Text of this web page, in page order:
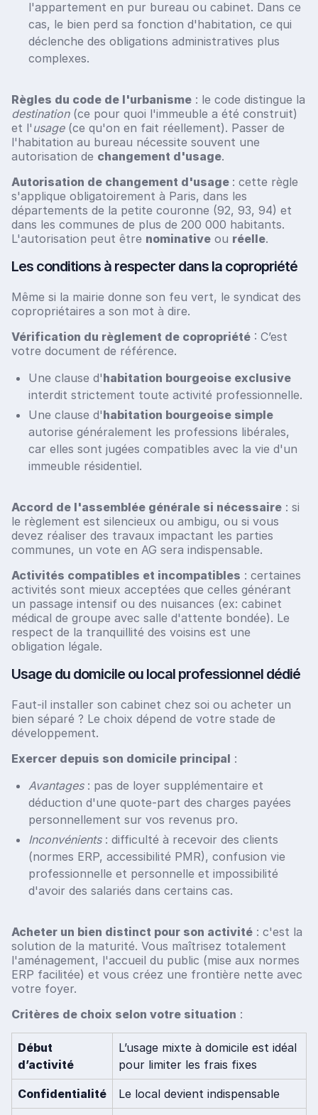
l'appartement en pur bureau ou cabinet. Dans ce
cas, le bien perd sa fonction d'habitation, ce qui
déclenche des obligations administratives plus
complexes.
Règles du code de l'urbanisme : le code distingue la
destination(ce pour quoi l'immeuble a été construit)
et l' usage(ce qu'on en fait réellement). Passer de
l'habitation au bureau nécessite souvent une
autorisation de changement d'usage.
Autorisation de changement d'usage : cette règle
s'applique obligatoirement à Paris, dans les
départements de la petite couronne (92, 93, 94) et
dans les communes de plus de 200 000 habitants.
L'autorisation peut être nominative ou réelle.
Les conditions à respecter dans la copropriété
Même si la mairie donne son feu vert, le syndicat des
copropriétaires a son mot à dire.
Vérification du règlement de copropriété : C’est
votre document de référence.
Une clause d'habitation bourgeoise exclusive
interdit strictement toute activité professionnelle.
Une clause d'habitation bourgeoise simple
autorise généralement les professions libérales,
car elles sont jugées compatibles avec la vie d'un
immeuble résidentiel.
Accord de l'assemblée générale si nécessaire : si
le règlement est silencieux ou ambigu, ou si vous
devez réaliser des travaux impactant les parties
communes, un vote en AG sera indispensable.
Activités compatibles et incompatibles : certaines
activités sont mieux acceptées que celles générant
un passage intensif ou des nuisances (ex: cabinet
médical de groupe avec salle d'attente bondée). Le
respect de la tranquillité des voisins est une
obligation légale.
Usage du domicile ou local professionnel dédié
Faut-il installer son cabinet chez soi ou acheter un
bien séparé ? Le choix dépend de votre stade de
développement.
Exercer depuis son domicile principal :
Avantages: pas de loyer supplémentaire et
déduction d'une quote-part des charges payées
personnellement sur vos revenus pro.
Inconvénients: difficulté à recevoir des clients
(normes ERP, accessibilité PMR), confusion vie
professionnelle et personnelle et impossibilité
d'avoir des salariés dans certains cas.
Acheter un bien distinct pour son activité : c'est la
solution de la maturité. Vous maîtrisez totalement
l'aménagement, l'accueil du public (mise aux normes
ERP facilitée) et vous créez une frontière nette avec
votre foyer.
Critères de choix selon votre situation :
Début
d’activité
L’usage mixte à domicile est idéal
pour limiter les frais fixes
Confidentialité Le local devient indispensable